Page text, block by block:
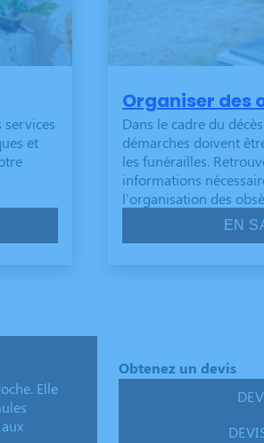
et
Organiser des
Dans le cadre du
démarches doivent
les funérailles.
informations
l'organisation des
EN
Elle
Obtenez un devis